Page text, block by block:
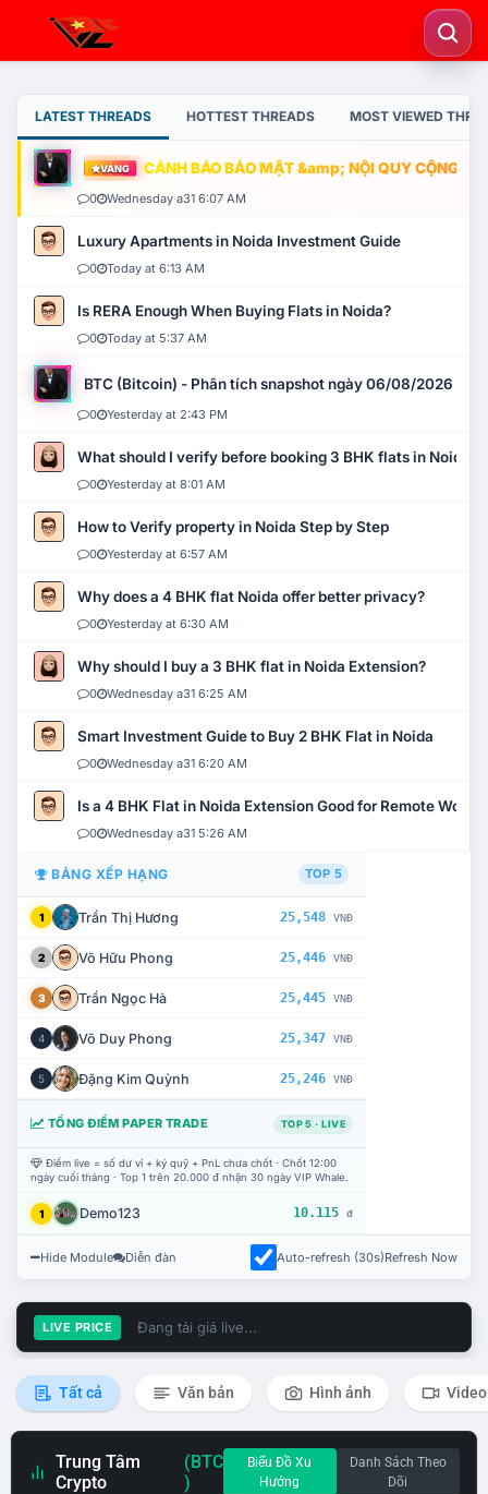
LATEST THREADS HOTTEST THREADS MOST VIEWED
VÀNG CẢNH BÁO BẢO MẬT &amp; NỘI QUY CỘNG
0 Wednesday a31 6:07 AM
Luxury Apartments in Noida Investment Guide
0 Today at 6:13 AM
Is RERA Enough When Buying Flats in Noida?
0 Today at 5:37 AM
BTC (Bitcoin) - Phân tích snapshot ngày 06/08/2026
0 Yesterday at 2:43 PM
What should I verify before booking 3 BHK flats in Noida?
0 Yesterday at 8:01 AM
How to Verify property in Noida Step by Step
0 Yesterday at 6:57 AM
Why does a 4 BHK flat Noida offer better privacy?
0 Yesterday at 6:30 AM
Why should I buy a 3 BHK flat in Noida Extension?
0 Wednesday a31 6:25 AM
Smart Investment Guide to Buy 2 BHK Flat in Noida
0 Wednesday a31 6:20 AM
Is a 4 BHK Flat in Noida Extension Good for Remote Work?
0 Wednesday a31 5:26 AM
BẢNG XẾP HẠNG TOP 5
1 Trần Thị Hương 25,548 VNĐ
2 Võ Hữu Phong 25,446 VNĐ
3 Trần Ngọc Hà 25,445 VNĐ
4 Võ Duy Phong 25,347 VNĐ
5 Đặng Kim Quỳnh 25,246 VNĐ
TỔNG ĐIỂM PAPER TRADE TOP 5 · LIVE
Điểm live = số dư ví + ký quỹ + PnL chưa chốt · Chốt 12:00
ngày cuối tháng · Top 1 trên 20.000 đ nhận 30 ngày VIP Whale.
1 Demo123 10.115 đ
Hide Module Diễn đàn Auto-refresh (30s)Refresh Now
LIVE PRICE Đang tải giá live...
Tất cả Văn bản Hình ảnh Video
Trung Tâm
Crypto
(BTC
)
Biểu Đồ Xu
Hướng
Danh Sách Theo
Dõi